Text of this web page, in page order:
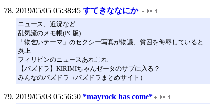
2019/05/05 05:38:45 すてきななにか
ニュース、近況など
乱気流のメモ帳(PC版)
「物乞いテーマ」のセクシー写真が物議、貧困を侮辱していると
炎上
フィリピンのニュースあれこれ
【パズドラ】KIRIMIちゃんゼータのサブに入る？
みんなのパズドラ（パズドラまとめサイト）
2019/05/03 05:56:50 *mayrock has come*